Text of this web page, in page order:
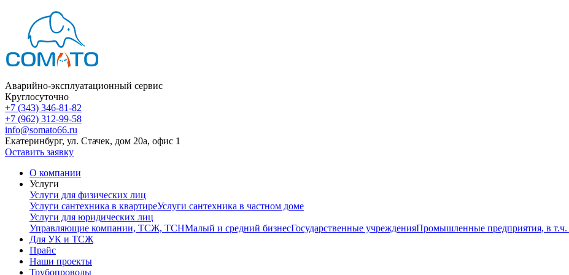
Аварийно-эксплуатационный сервис
Круглосуточно
+7 (343) 346-81-82
+7 (962) 312-99-58
info@somato66.ru
Екатеринбург, ул. Стачек, дом 20а, офис 1
Оставить заявку
О компании
Услуги
Услуги для физических лиц
Услуги сантехника в квартиреУслуги сантехника в частном доме
Услуги для юридических лиц
Управляющие компании, ТСЖ, ТСНМалый и средний бизнесГосударственные учрежденияПромышленные предприятия, в
Для УК и ТСЖ
Прайс
Наши проекты
Трубопроводы